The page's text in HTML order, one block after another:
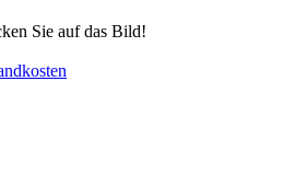
Sie auf das Bild!